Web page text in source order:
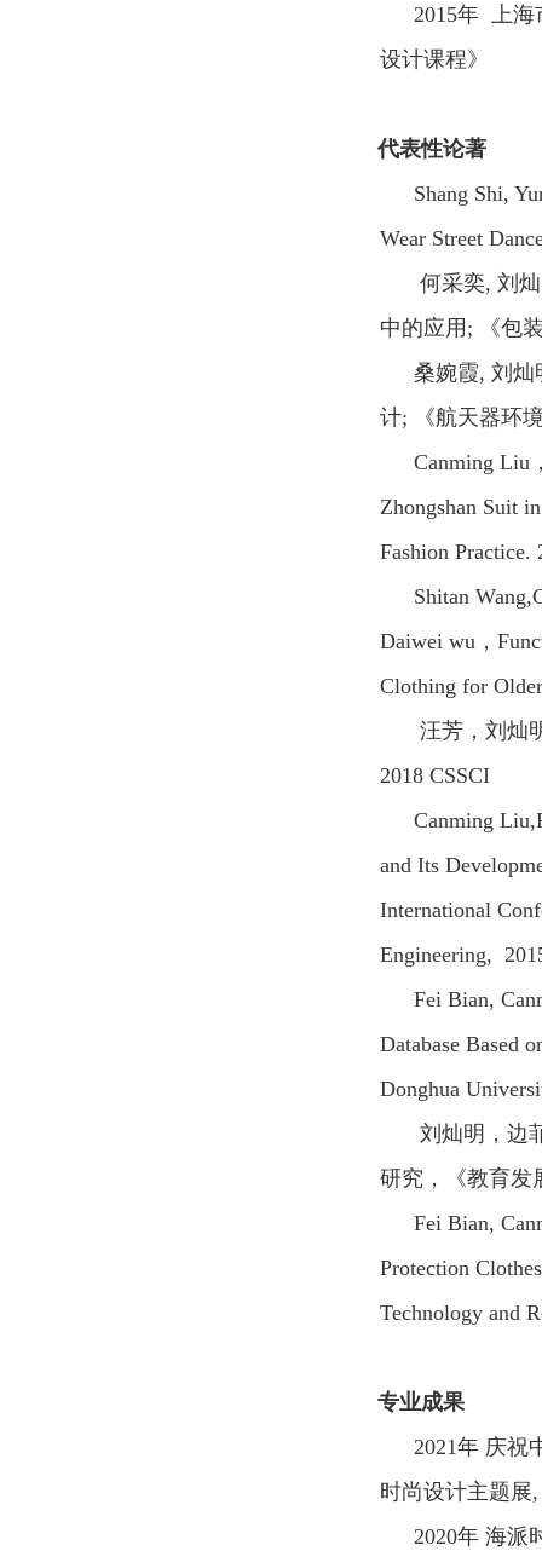
2015年 上海
设计课程》
代表性论著
Shang Shi,
Wear Street
何采奕, 刘
中的应用 ;
《包
桑婉霞, 刘灿
计; 《航天器环
Canming Liu
Zhongshan Suit
Fashion
Shitan
Daiwei wu ，
Clothing for
汪芳，刘灿
2018 CSSCI
Canming
and Its
International
Engineering,
Fei Bian,
Database Based
Donghua
刘灿明，边
研究，《教育发
Fei Bian,
Protection
Technology and
专业成果
2021年 庆祝
时尚设计主题展
2020年 海派